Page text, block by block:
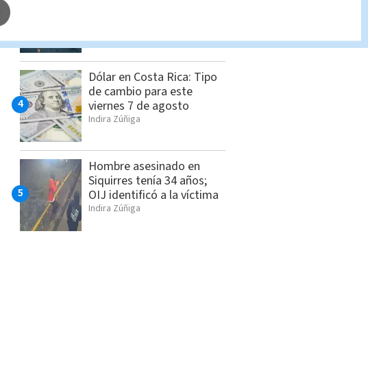
Dólar en Costa Rica: Tipo
de cambio para este
viernes 7 de agosto
Indira Zúñiga
Hombre asesinado en
Siquirres tenía 34 años;
OIJ identificó a la víctima
Indira Zúñiga